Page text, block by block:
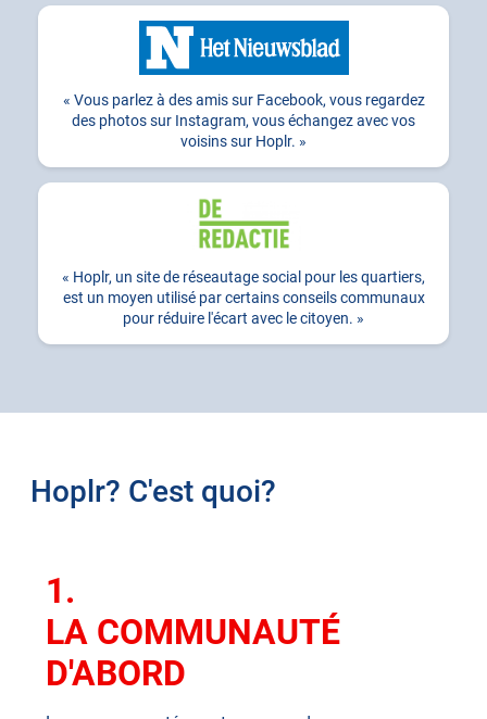
Vous parlez à des amis sur Facebook, vous regardez
des photos sur Instagram, vous échangez avec vos
voisins sur Hoplr.
Hoplr, un site de réseautage social pour les quartiers,
est un moyen utilisé par certains conseils communaux
pour réduire l'écart avec le citoyen.
Hoplr? C'est quoi?
1.
LA COMMUNAUTÉ
D'ABORD